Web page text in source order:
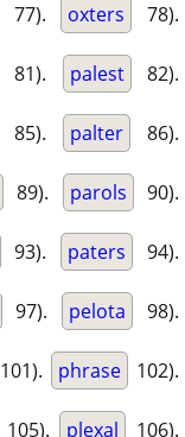
77). oxters 78).
81). palest 82).
85). palter 86).
89). parols 90).
93). paters 94).
97). pelota 98).
101). phrase 102).
105). plexal 106).